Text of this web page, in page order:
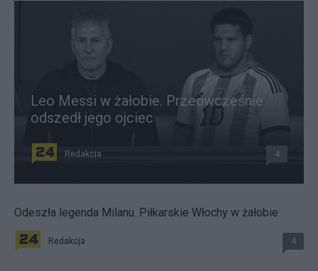
Leo Messi w żałobie. Przedwcześnie
odszedł jego ojciec
Redakcja 4
Odeszła legenda Milanu. Piłkarskie Włochy w żałobie
Redakcja 4